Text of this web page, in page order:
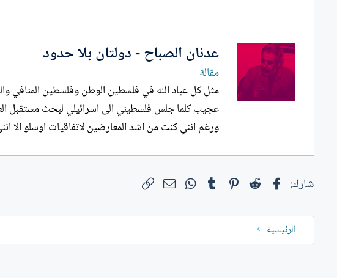
إ
ش
عدنان الصباح - دولتان بلا حدود
مقالة
مثل كل عباد الله في فلسطين الوطن وفلسطين
عجيب كلما جلس فلسطيني الى اسرائيلي لبحث مستقبل
ورغم انني كنت من اشد المعارضين لاتفاقيات اوسلو
شارك: فيسبوكReddit
Pinterest
Tumblr
WhatsAppالبريد الإلكتروني
الرئيسية